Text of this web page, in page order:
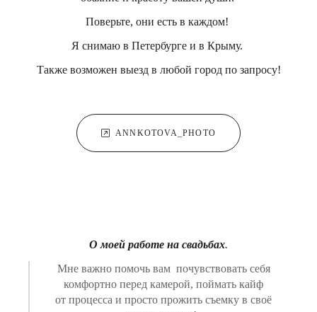
Поверьте, они есть в каждом!
Я снимаю в Петербурге и в Крыму.
Также возможен выезд в любой город по запросу!
ANNKOTOVA_PHOTO
О моей работе на свадьбах.
Мне важно помочь вам почувствовать себя
комфортно перед камерой, поймать кайф
от процесса и просто прожить съемку в своё